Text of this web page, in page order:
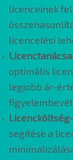
licenceinek
licencelési
optimális
legjobb ár-
segítése a